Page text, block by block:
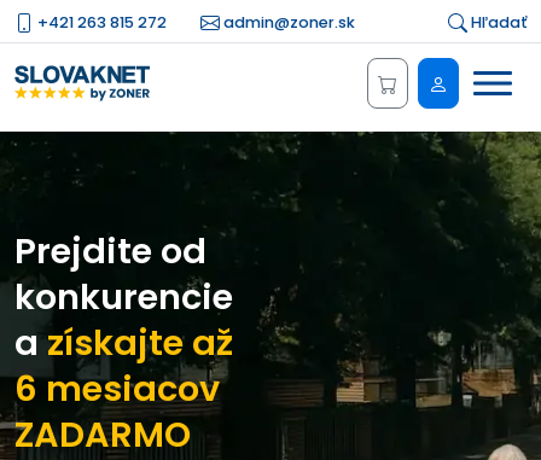
+421 263 815 272 admin@zoner.sk Hľadať
Menu
Prejdite od
konkurencie
azískajte až
6 mesiacov
ZADARMO